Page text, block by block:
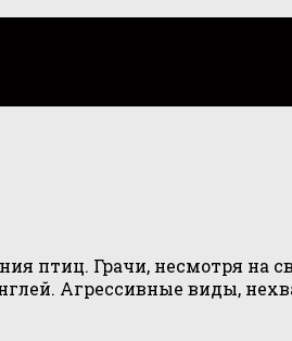
птиц. Грачи, несмотря на
Агрессивные виды,